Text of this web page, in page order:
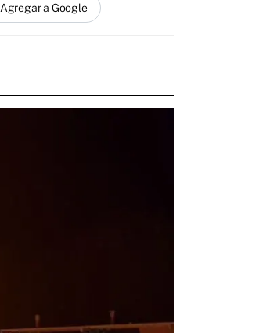
Agregar a Google